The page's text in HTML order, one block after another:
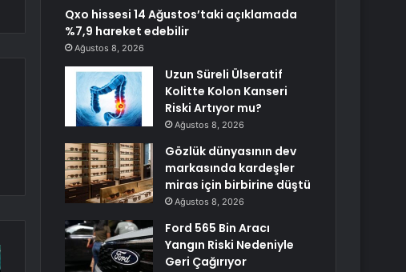
Qxo hissesi 14 Ağustos’taki açıklamada
%7,9 hareket edebilir
Ağustos 8, 2026
Uzun Süreli Ülseratif
Kolitte Kolon Kanseri
Riski Artıyor mu?
Ağustos 8, 2026
Gözlük dünyasının dev
markasında kardeşler
miras için birbirine düştü
Ağustos 8, 2026
Ford 565 Bin Aracı
Yangın Riski Nedeniyle
Geri Çağırıyor